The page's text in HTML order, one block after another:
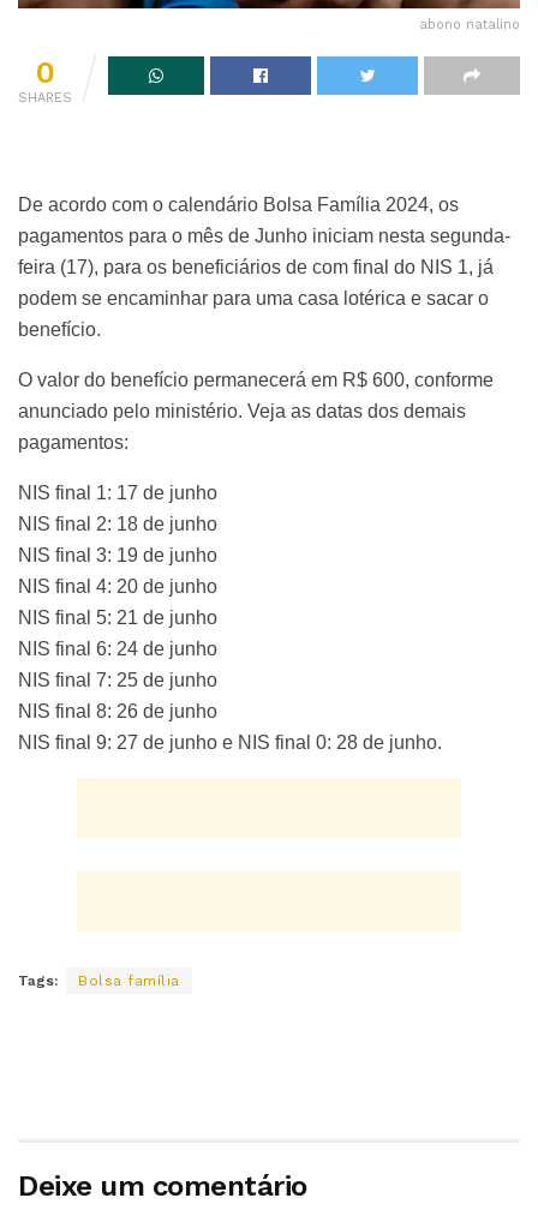
abono natalino
0
SHARES
De acordo com o calendário Bolsa Família 2024, os
pagamentos para o mês de Junho iniciam nesta segunda-
feira (17), para os beneficiários de com final do NIS 1, já
podem se encaminhar para uma casa lotérica e sacar o
benefício.
O valor do benefício permanecerá em R$ 600, conforme
anunciado pelo ministério. Veja as datas dos demais
pagamentos:
NIS final 1: 17 de junho
NIS final 2: 18 de junho
NIS final 3: 19 de junho
NIS final 4: 20 de junho
NIS final 5: 21 de junho
NIS final 6: 24 de junho
NIS final 7: 25 de junho
NIS final 8: 26 de junho
NIS final 9: 27 de junho e NIS final 0: 28 de junho.
Tags: Bolsa família
Deixe um comentário